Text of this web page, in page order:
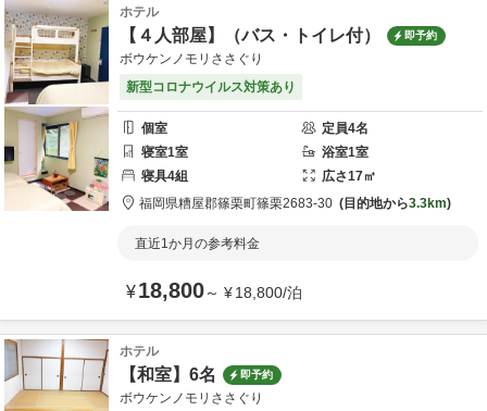
ホテル
【４人部屋】（バス・トイレ付） 即予約
ボウケンノモリささぐり
新型コロナウイルス対策あり
個室 定員4名
寝室1室 浴室1室
寝具4組 広さ17㎡
福岡県糟屋郡篠栗町篠栗2683-30 目的地から3.3km
直近1か月の参考料金
¥18,800～ ¥18,800/泊
ホテル
【和室】6名 即予約
ボウケンノモリささぐり